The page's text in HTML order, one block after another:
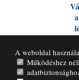
A weboldal
Működéshez